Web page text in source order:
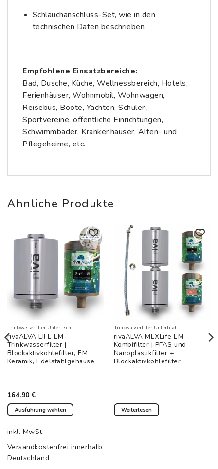
Schlauchanschluss-Set, wie in den
technischen Daten beschrieben
Empfohlene Einsatzbereiche:
Bad, Dusche, Küche, Wellnessbereich, Hotels,
Ferienhäuser, Wohnmobil, Wohnwagen,
Reisebus, Boote, Yachten, Schulen,
Sportvereine, öffentliche Einrichtungen,
Schwimmbäder, Krankenhäuser, Alten- und
Pflegeheime, etc.
Ähnliche Produkte
Auf die
Wunschliste
Trinkwasserfilter Untertisch
rivaALVA LIFE EM
Trinkwasserfilter |
Blockaktivkohlefilter, EM
Keramik, Edelstahlgehäuse
164,90€
Ausführung wählen
Produkt
mehrere
Varianten
inkl. MwSt.
Versandkostenfrei innerhalb
Deutschland
Auf die
Wunschliste
Trinkwasserfilter Untertisch
rivaALVA MEXLife EM
Kombifilter | PFAS und
Nanoplastikfilter +
Blockaktivkohlefilter
Weiterlesen